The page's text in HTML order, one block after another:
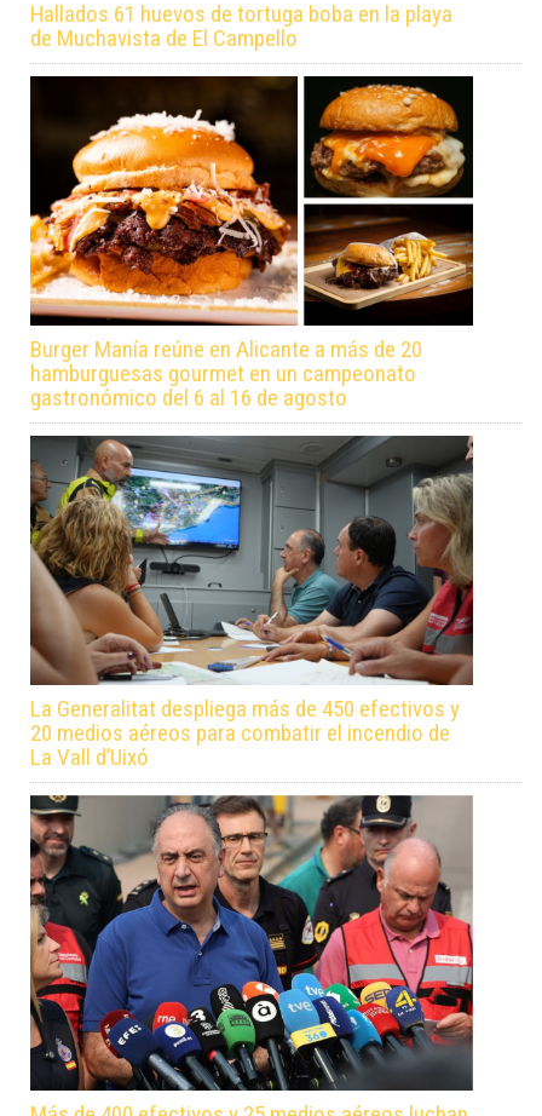
Hallados 61 huevos de tortuga boba en la playa
de Muchavista de El Campello
Burger Manía reúne en Alicante a más de 20
hamburguesas gourmet en un campeonato
gastronómico del 6 al 16 de agosto
La Generalitat despliega más de 450 efectivos y
20 medios aéreos para combatir el incendio de
La Vall d’Uixó